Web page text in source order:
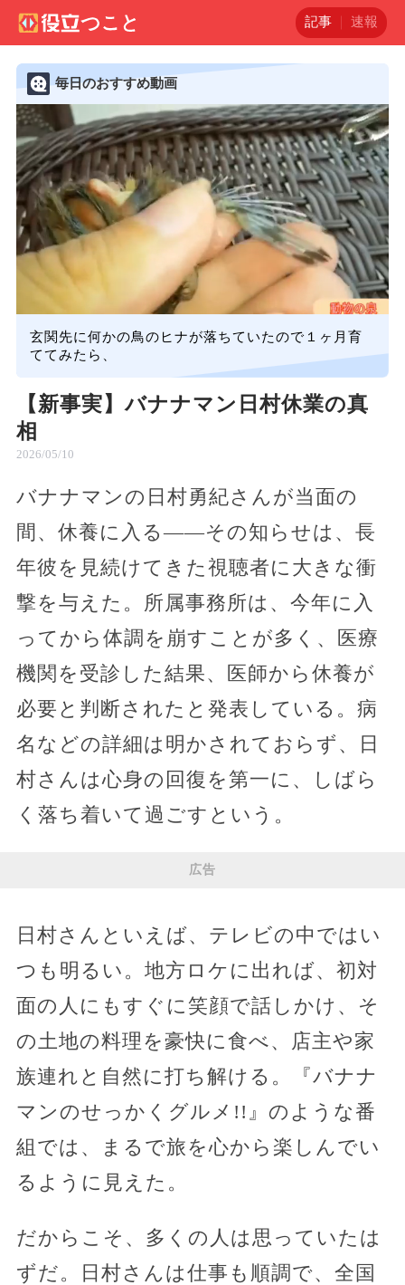
記事 速報
毎日のおすすめ動画
玄関先に何かの鳥のヒナが落ちていたので１ヶ月育
ててみたら、
【新事実】バナナマン日村休業の真
相
2026/05/10
バナナマンの日村勇紀さんが当面の
間、休養に入る――その知らせは、長
年彼を見続けてきた視聴者に大きな衝
撃を与えた。所属事務所は、今年に入
ってから体調を崩すことが多く、医療
機関を受診した結果、医師から休養が
必要と判断されたと発表している。病
名などの詳細は明かされておらず、日
村さんは心身の回復を第一に、しばら
く落ち着いて過ごすという。
広告
日村さんといえば、テレビの中ではい
つも明るい。地方ロケに出れば、初対
面の人にもすぐに笑顔で話しかけ、そ
の土地の料理を豪快に食べ、店主や家
族連れと自然に打ち解ける。『バナナ
マンのせっかくグルメ!!』のような番
組では、まるで旅を心から楽しんでい
るように見えた。
だからこそ、多くの人は思っていたは
ずだ。日村さんは仕事も順調で、全国